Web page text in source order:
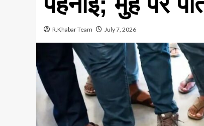
R.Khabar Team July 7, 2026